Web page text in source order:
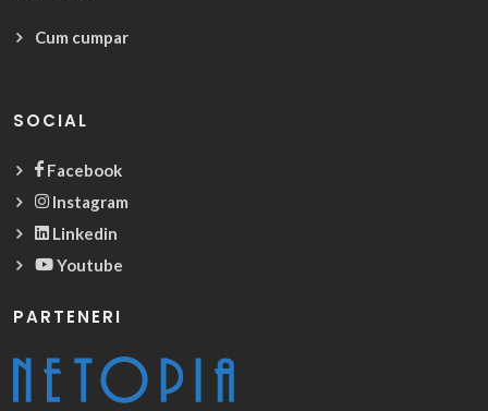
Cum cumpar
SOCIAL
Facebook
Instagram
Linkedin
Youtube
PARTENERI